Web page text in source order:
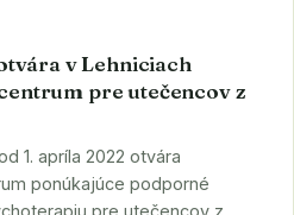
v Lehniciach
pre utečencov z
1. apríla 2022 otvára
ponúkajúce podporné
pre utečencov z